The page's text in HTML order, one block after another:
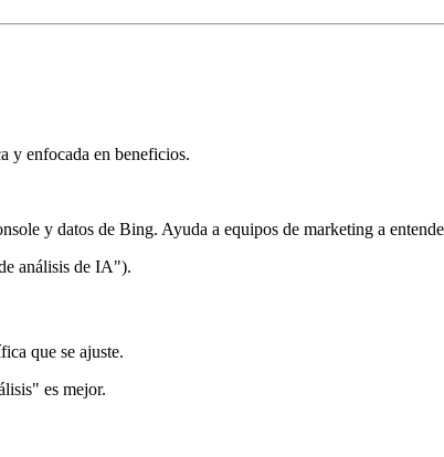
y enfocada en beneficios.
y datos de Bing. Ayuda a equipos de marketing a
análisis de IA").
que se ajuste.
es mejor.